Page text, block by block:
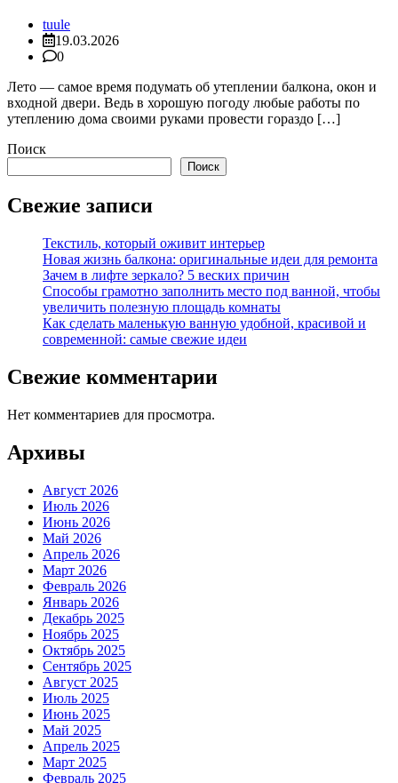
tuule
19.03.2026
0
Лето — самое время подумать об утеплении балкона, окон и
входной двери. Ведь в хорошую погоду любые работы по
утеплению дома своими руками провести гораздо […]
Поиск
Поиск
Свежие записи
Текстиль, который оживит интерьер
Новая жизнь балкона: оригинальные идеи для ремонта
Зачем в лифте зеркало? 5 веских причин
Способы грамотно заполнить место под ванной, чтобы
увеличить полезную площадь комнаты
Как сделать маленькую ванную удобной, красивой и
современной: самые свежие идеи
Свежие комментарии
Нет комментариев для просмотра.
Архивы
Август 2026
Июль 2026
Июнь 2026
Май 2026
Апрель 2026
Март 2026
Февраль 2026
Январь 2026
Декабрь 2025
Ноябрь 2025
Октябрь 2025
Сентябрь 2025
Август 2025
Июль 2025
Июнь 2025
Май 2025
Апрель 2025
Март 2025
Февраль 2025